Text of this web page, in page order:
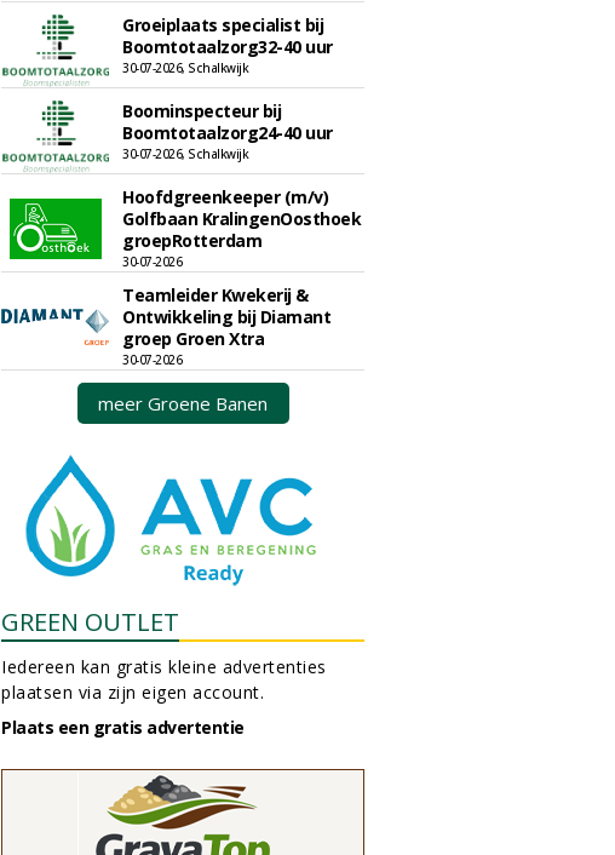
Groeiplaats specialist bij
Boomtotaalzorg32-40 uur
30-07-2026, Schalkwijk
Boominspecteur bij
Boomtotaalzorg24-40 uur
30-07-2026, Schalkwijk
Hoofdgreenkeeper (m/v)
Golfbaan KralingenOosthoek
groepRotterdam
30-07-2026
Teamleider Kwekerij &
Ontwikkeling bij Diamant
groep Groen Xtra
30-07-2026
meer Groene Banen
GREEN OUTLET
Iedereen kan gratis kleine advertenties
plaatsen via zijn eigen account.
Plaats een gratis advertentie